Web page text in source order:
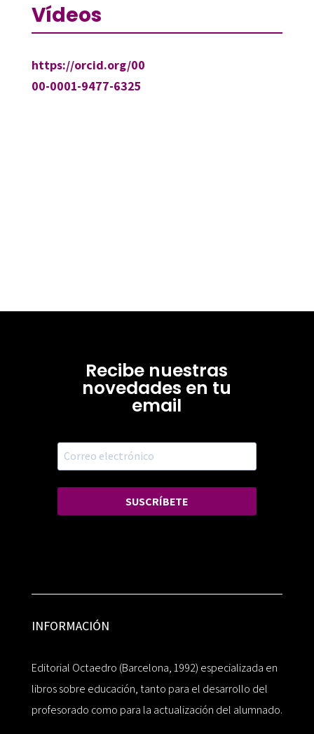
Vídeos
https://orcid.org/00
00-0001-9477-6325
Recibe nuestras
novedades en tu
email
SUSCRÍBETE
INFORMACIÓN
Editorial Octaedro (Barcelona, 1992) especializada en
libros sobre educación, tanto para el desarrollo del
profesorado como para la actualización del alumnado.